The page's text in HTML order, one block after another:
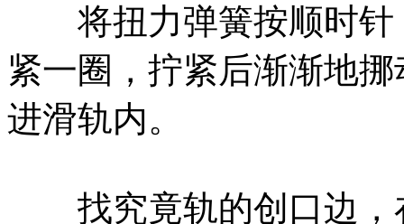
将扭力弹簧按顺时针
紧一圈，拧紧后渐渐地
进滑轨内。
找究竟轨的创口边，